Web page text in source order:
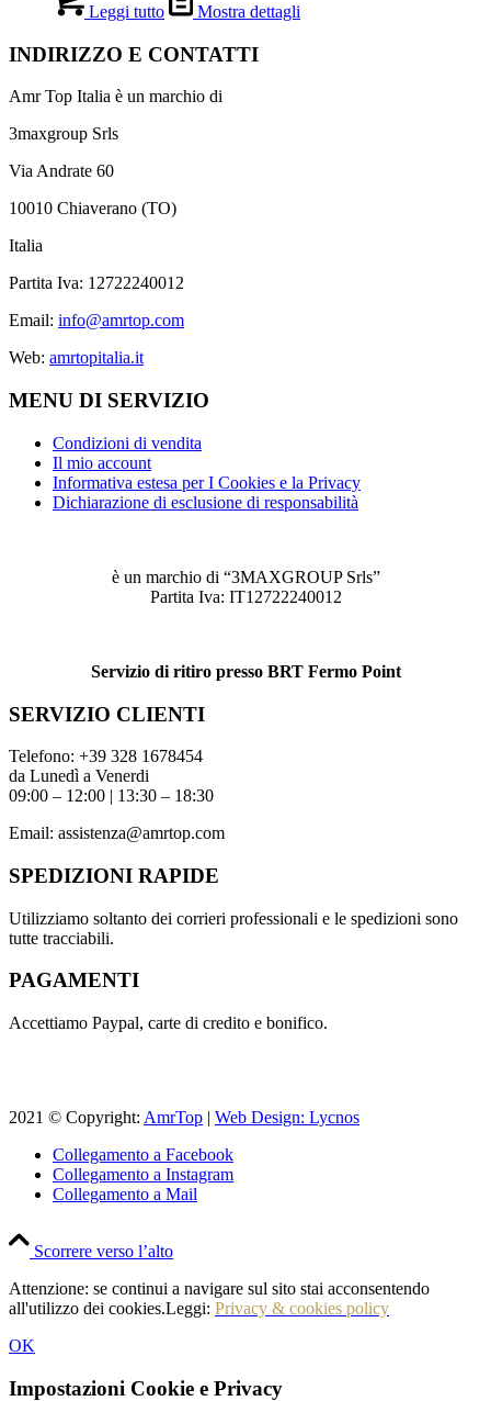
Leggi tutto Mostra dettagli
INDIRIZZO E CONTATTI
Amr Top Italia è un marchio di
3maxgroup Srls
Via Andrate 60
10010 Chiaverano (TO)
Italia
Partita Iva: 12722240012
Email: info@amrtop.com
Web: amrtopitalia.it
MENU DI SERVIZIO
Condizioni di vendita
Il mio account
Informativa estesa per I Cookies e la Privacy
Dichiarazione di esclusione di responsabilità
è un marchio di “3MAXGROUP Srls”
Partita Iva: IT12722240012
Servizio di ritiro presso BRT Fermo Point
SERVIZIO CLIENTI
Telefono: +39 328 1678454
da Lunedì a Venerdi
09:00 – 12:00 | 13:30 – 18:30
Email: assistenza@amrtop.com
SPEDIZIONI RAPIDE
Utilizziamo soltanto dei corrieri professionali e le spedizioni sono
tutte tracciabili.
PAGAMENTI
Accettiamo Paypal, carte di credito e bonifico.
2021 © Copyright: AmrTop | Web Design: Lycnos
Collegamento a Facebook
Collegamento a Instagram
Collegamento a Mail
Scorrere verso l’alto
Attenzione: se continui a navigare sul sito stai acconsentendo
all'utilizzo dei cookies.Leggi: Privacy & cookies policy
OK
Impostazioni Cookie e Privacy